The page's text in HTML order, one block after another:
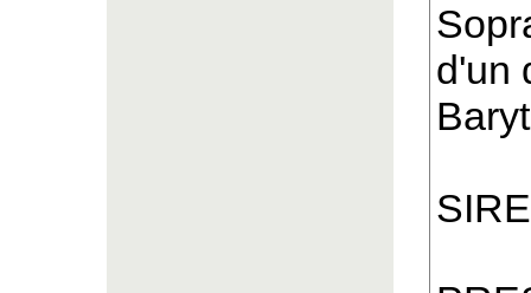
d'un